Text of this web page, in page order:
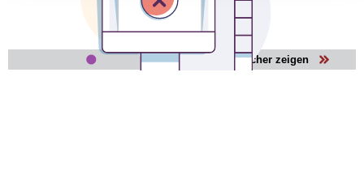
Alle Bücher zeigen